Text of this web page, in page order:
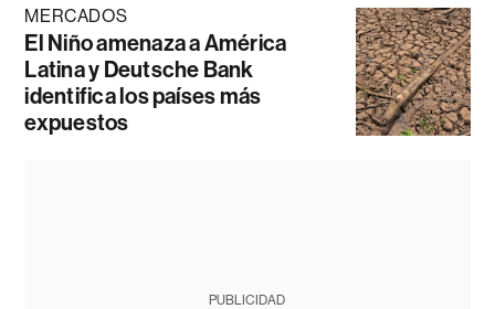
MERCADOS
El Niño amenaza a América
Latina y Deutsche Bank
identifica los países más
expuestos
PUBLICIDAD